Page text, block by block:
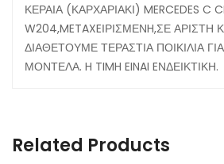
ΚΕΡΑΙΑ (ΚΑΡΧΑΡΙΑΚΙ) MERCEDES C
W204,METAXEΙΡΙΣΜΕΝH,ΣΕ ΑΡΙΣΤΗ
ΔΙΑΘΕΤΟΥΜΕ ΤΕΡΑΣΤΙΑ ΠΟΙΚΙΛΙΑ
ΜΟΝΤΕΛΑ. H TIMH EINAI EΝΔΕΙΚΤΙΚΗ.
Related Products